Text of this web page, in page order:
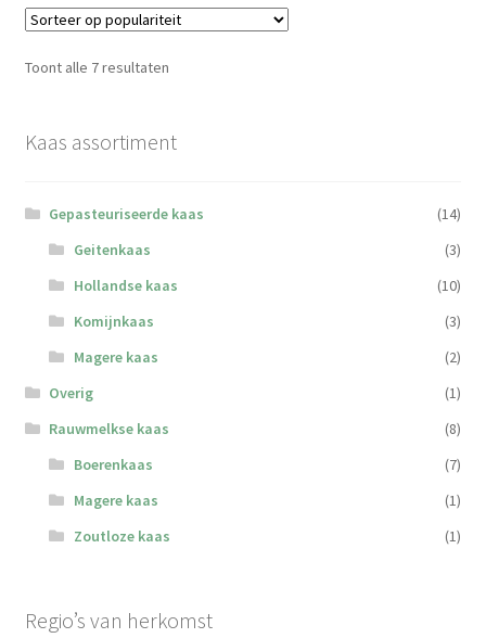
productpagina
Toont alle 7 resultatenGesorteerd
Kaas assortiment
Gepasteuriseerde kaas
(14)
Geitenkaas
(3)
Hollandse kaas
(10)
Komijnkaas
(3)
Magere kaas
(2)
Overig
(1)
Rauwmelkse kaas
(8)
Boerenkaas
(7)
Magere kaas
(1)
Zoutloze kaas
(1)
Regio’s van herkomst